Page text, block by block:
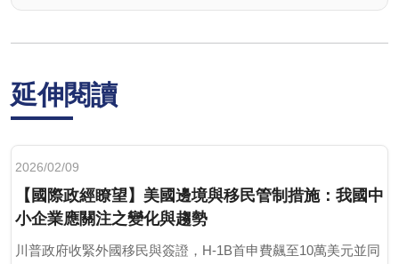
延伸閱讀
2026/02/09
【國際政經瞭望】美國邊境與移民管制措施：我國中
小企業應關注之變化與趨勢
川普政府收緊外國移民與簽證，H-1B首申費飆至10萬美元並同